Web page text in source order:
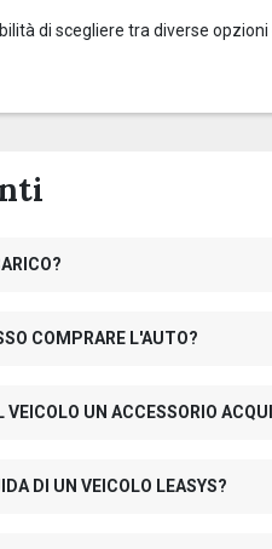
di scegliere tra diverse
COMPRARE L'AUTO?
VEICOLO UN ACCESSORIO
DI UN VEICOLO LEASYS?